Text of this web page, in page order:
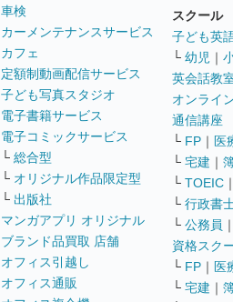
車検
カーメンテナンスサービス
カフェ
定額制動画配信サービス
子ども写真スタジオ
電子書籍サービス
電子コミックサービス
└ 総合型
└ オリジナル作品限定型
└ 出版社
マンガアプリ オリジナル
ブランド品買取 店舗
オフィス引越し
オフィス通販
スクール
子ども英
└ 幼児 ｜
英会話教
オンライ
通信講座
└ FP ｜ 医
└ 宅建 ｜
└ TOEIC ｜
└ 行政書
└ 公務員 ｜
資格スク
└ FP ｜ 医
└ 宅建 ｜